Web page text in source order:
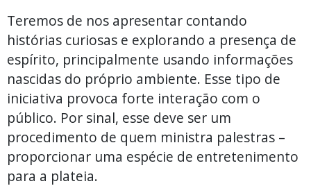
Teremos de nos apresentar contando
histórias curiosas e explorando a presença de
espírito, principalmente usando informações
nascidas do próprio ambiente. Esse tipo de
iniciativa provoca forte interação com o
público. Por sinal, esse deve ser um
procedimento de quem ministra palestras –
proporcionar uma espécie de entretenimento
para a plateia.